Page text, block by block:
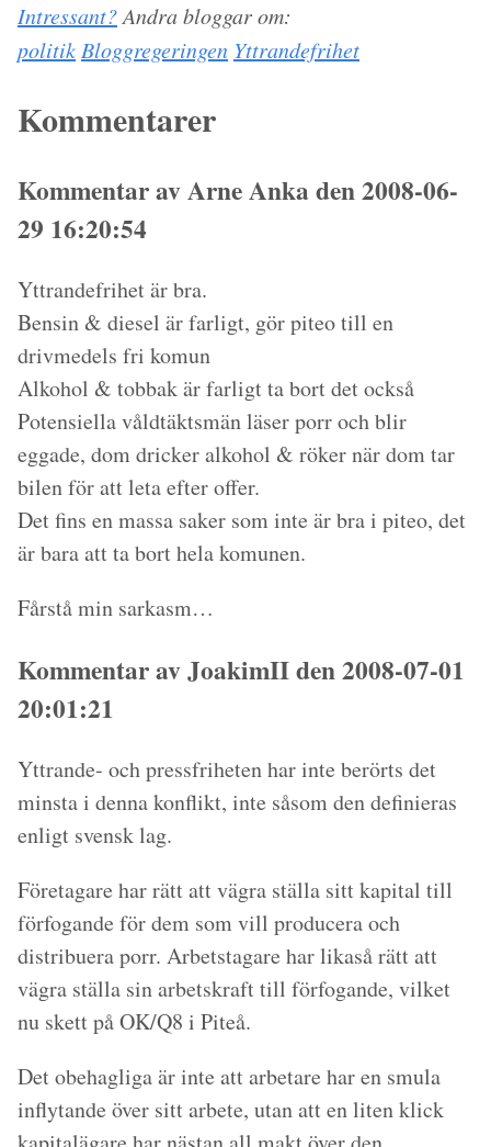
Intressant?Andra bloggar om:
politik Bloggregeringen Yttrandefrihet
Kommentarer
Kommentar av Arne Anka den 2008-06-
29 16:20:54
Yttrandefrihet är bra.
Bensin & diesel är farligt, gör piteo till en
drivmedels fri komun
Alkohol & tobbak är farligt ta bort det också
Potensiella våldtäktsmän läser porr och blir
eggade, dom dricker alkohol & röker när dom tar
bilen för att leta efter offer.
Det fins en massa saker som inte är bra i piteo, det
är bara att ta bort hela komunen.
Fårstå min sarkasm…
Kommentar av JoakimII den 2008-07-01
20:01:21
Yttrande- och pressfriheten har inte berörts det
minsta i denna konflikt, inte såsom den definieras
enligt svensk lag.
Företagare har rätt att vägra ställa sitt kapital till
förfogande för dem som vill producera och
distribuera porr. Arbetstagare har likaså rätt att
vägra ställa sin arbetskraft till förfogande, vilket
nu skett på OK/Q8 i Piteå.
Det obehagliga är inte att arbetare har en smula
inflytande över sitt arbete, utan att en liten klick